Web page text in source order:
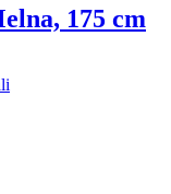
175 cm